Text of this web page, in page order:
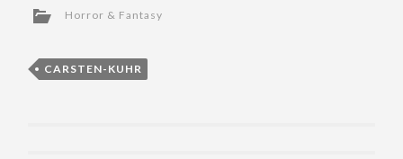
Horror & Fantasy
CARSTEN-KUHR